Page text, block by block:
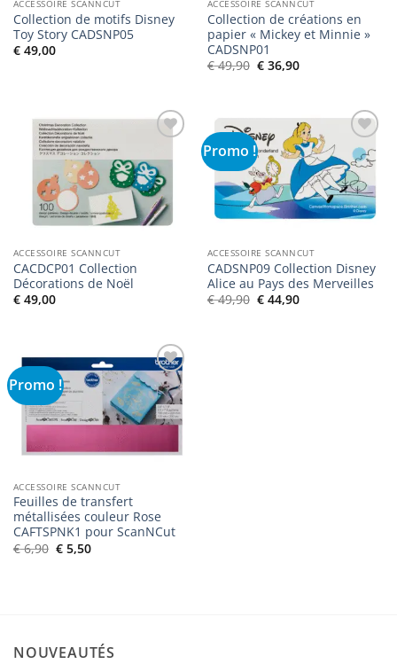
ACCESSOIRE SCANNCUT
Collection de motifs Disney
Toy Story CADSNP05
€49,00
ACCESSOIRE SCANNCUT
Collection de créations en
papier « Mickey et Minnie »
CADSNP01
€49,90 Le
€36,90Le
à la liste
de
souhaits
ACCESSOIRE SCANNCUT
CACDCP01 Collection
Décorations de Noël
€49,00
Promo !
Ajouter
à la liste
de
souhaits
ACCESSOIRE SCANNCUT
CADSNP09 Collection Disney
Alice au Pays des Merveilles
€49,90 Le
prix
€44,90Le
Promo !
Ajouter
à la liste
de
souhaits
ACCESSOIRE SCANNCUT
Feuilles de transfert
métallisées couleur Rose
CAFTSPNK1 pour ScanNCut
€6,90 Le
prix
€5,50Le
NOUVEAUTÉS